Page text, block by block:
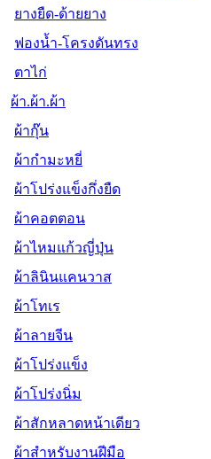
ยางยืด-ด้ายยาง
ฟองน้ำ-โครงดันทรง
ตาไก่
ผ้า.ผ้า.ผ้า
ผ้ากุ๊น
ผ้ากำมะหยี่
ผ้าโปร่งแข็งกึ่งยืด
ผ้าคอตตอน
ผ้าไหมแก้วญี่ปุ่น
ผ้าลินินแคนวาส
ผ้าโทเร
ผ้าลายจีน
ผ้าโปร่งแข็ง
ผ้าโปร่งนิ่ม
ผ้าสักหลาดหน้าเดียว
ผ้าสำหรับงานฝีมือ